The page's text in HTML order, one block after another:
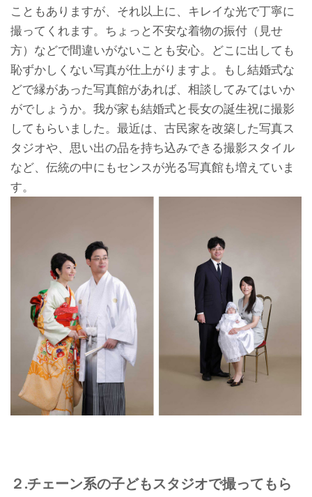
こともありますが、それ以上に、キレイな光で丁寧に
撮ってくれます。ちょっと不安な着物の振付（見せ
方）などで間違いがないことも安心。どこに出しても
恥ずかしくない写真が仕上がりますよ。もし結婚式な
どで縁があった写真館があれば、相談してみてはいか
がでしょうか。我が家も結婚式と長女の誕生祝に撮影
してもらいました。最近は、古民家を改築した写真ス
タジオや、思い出の品を持ち込みできる撮影スタイル
など、伝統の中にもセンスが光る写真館も増えていま
す。
２.チェーン系の子どもスタジオで撮ってもら